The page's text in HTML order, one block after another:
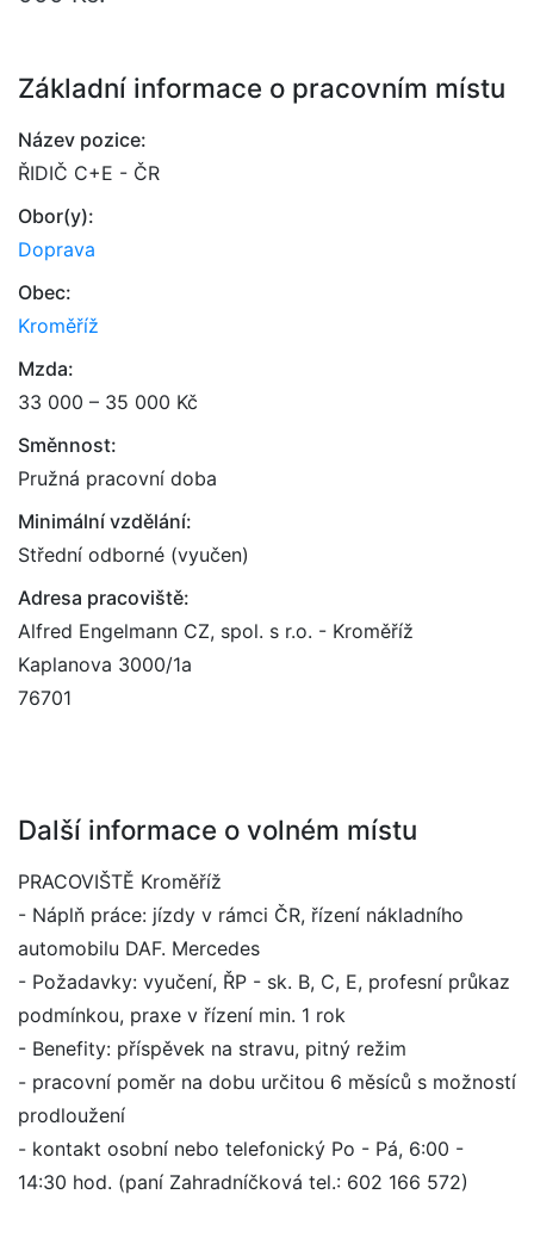
Základní informace o pracovním místu
Název pozice:
ŘIDIČ C+E - ČR
Obor(y):
Doprava
Obec:
Kroměříž
Mzda:
33 000 – 35 000 Kč
Směnnost:
Pružná pracovní doba
Minimální vzdělání:
Střední odborné (vyučen)
Adresa pracoviště:
Alfred Engelmann CZ, spol. s r.o. - Kroměříž
Kaplanova 3000/1a
76701
Další informace o volném místu
PRACOVIŠTĚ Kroměříž
- Náplň práce: jízdy v rámci ČR, řízení nákladního
automobilu DAF. Mercedes
- Požadavky: vyučení, ŘP - sk. B, C, E, profesní průkaz
podmínkou, praxe v řízení min. 1 rok
- Benefity: příspěvek na stravu, pitný režim
- pracovní poměr na dobu určitou 6 měsíců s možností
prodloužení
- kontakt osobní nebo telefonický Po - Pá, 6:00 -
14:30 hod. (paní Zahradníčková tel.: 602 166 572)